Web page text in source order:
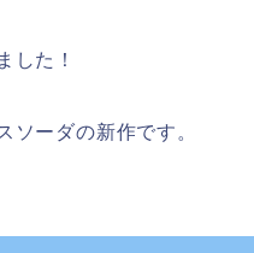
した！
ソーダの新作です。